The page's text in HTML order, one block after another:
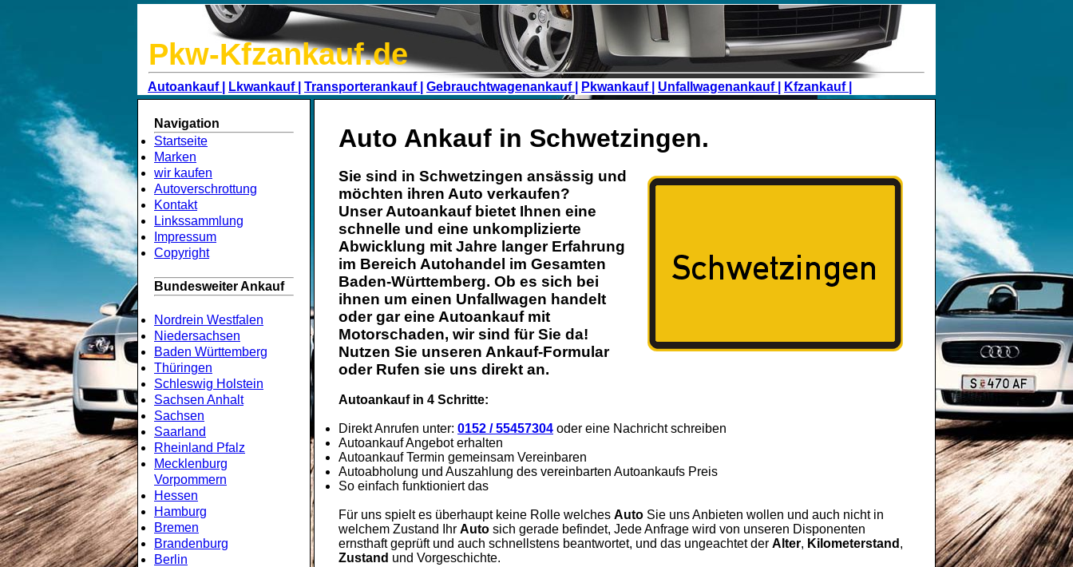
Pkw-Kfzankauf.de
Autoankauf | Lkwankauf | Transporterankauf | Gebrauchtwagenankauf | Pkwankauf | Unfallwagenankauf | Kfzankauf |
Navigation
Startseite
Marken
wir kaufen
Autoverschrottung
Kontakt
Linkssammlung
Impressum
Copyright
Bundesweiter Ankauf
Nordrein Westfalen
Niedersachsen
Baden Württemberg
Thüringen
Schleswig Holstein
Sachsen Anhalt
Sachsen
Saarland
Rheinland Pfalz
Mecklenburg
Vorpommern
Hessen
Hamburg
Bremen
Brandenburg
Berlin
Auto Ankauf in Schwetzingen.
Sie sind in Schwetzingen ansässig und
möchten ihren Auto verkaufen?
UnserAutoankaufbietet Ihnen eine
schnelle und eine unkomplizierte
Abwicklung mit Jahre langer Erfahrung
im Bereich Autohandel im Gesamten
Baden-Württemberg. Ob es sich bei
ihnen um einen Unfallwagen handelt
oder gar eine Autoankauf mit
Motorschaden, wir sind für Sie da!
Nutzen Sie unseren Ankauf-Formular
oder Rufen sie uns direkt an.
Autoankauf in 4 Schritte:
Direkt Anrufen unter: 0152 / 55457304 oder eine Nachricht schreiben
Autoankauf Angebot erhalten
Autoankauf Termin gemeinsam Vereinbaren
Autoabholung und Auszahlung des vereinbarten Autoankaufs Preis
So einfach funktioniert das
Für uns spielt es überhaupt keine Rolle welches Auto Sie uns Anbieten wollen und auch nicht in
welchem Zustand Ihr Auto sich gerade befindet, Jede Anfrage wird von unseren Disponenten
ernsthaft geprüft und auch schnellstens beantwortet, und das ungeachtet der Alter, Kilometerstand ,
Zustand und Vorgeschichte.